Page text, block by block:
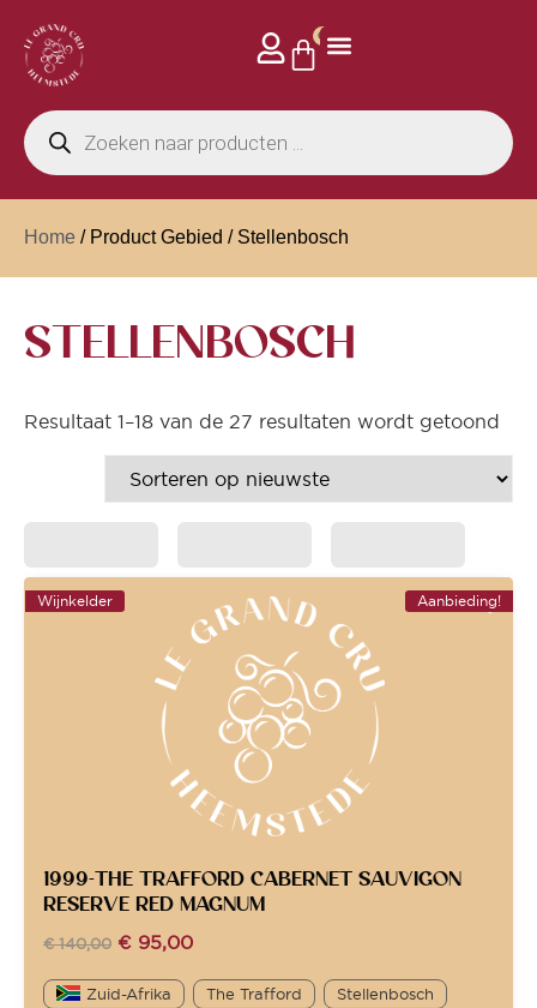
0
Home / Product Gebied / Stellenbosch
STELLENBOSCH
Resultaat 1–18 van de 27 resultaten wordt getoond
Aanbieding!
Wijnkelder
1999-THE TRAFFORD CABERNET SAUVIGON
RESERVE RED MAGNUM
€140,00 € 95,00
Zuid-Afrika The Trafford Stellenbosch